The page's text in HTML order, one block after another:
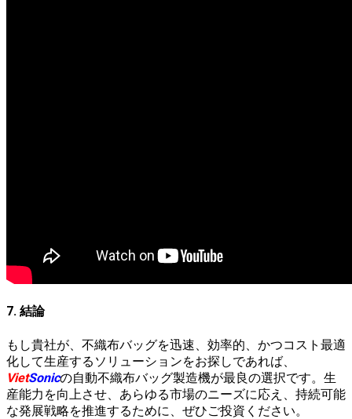
7. 結論
もし貴社が、不織布バッグを迅速、効率的、かつコスト最適
化して生産するソリューションをお探しであれば、
VietSonicの自動不織布バッグ製造機が最良の選択です。生
産能力を向上させ、あらゆる市場のニーズに応え、持続可能
な発展戦略を推進するために、ぜひご投資ください。